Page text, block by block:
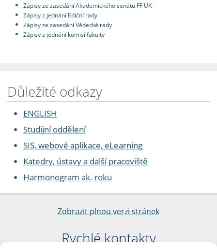
Zápisy ze zasedání Akademického senátu FF UK
Zápisy z jednání Ediční rady
Zápisy ze zasedání Vědecké rady
Zápisy z jednání komisí fakulty
Důležité odkazy
ENGLISH
Studijní oddělení
SIS, webové aplikace, eLearning
Katedry, ústavy a další pracoviště
Harmonogram ak. roku
Zobrazit plnou verzi stránek
Rychlé kontakty